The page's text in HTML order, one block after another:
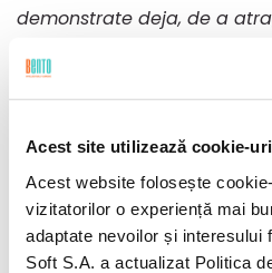
Acest site utilizează cookie-uri
Acest website folosește
vizitatorilor o experiență mai
adaptate nevoilor și interesului
Soft S.A. a actualizat Politica
demonstrate deja, de a
mari, cu nivel ridicat de
toate acestea în condițiile
sustenabile a business-
profitabilității. Decizia
București, deschide o
oportunități, și am
să valorifice aceste